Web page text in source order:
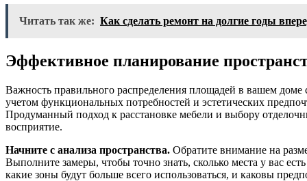
Читать так же: Как сделать ремонт на долгие годы
Эффективное планирование
Важность правильного распределения площадей в вашем
учетом функциональных потребностей и эстетических
Продуманный подход к расстановке мебели и выбору
восприятие.
Начните с анализа пространства. Обратите внимание на
Выполните замеры, чтобы точно знать, сколько места у вас
какие зоны будут больше всего использоваться, и каковы